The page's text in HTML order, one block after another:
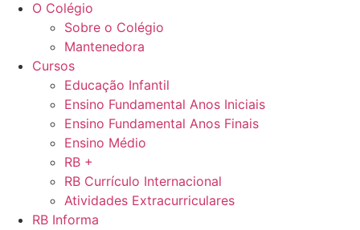
O Colégio
Sobre o Colégio
Mantenedora
Cursos
Educação Infantil
Ensino Fundamental Anos Iniciais
Ensino Fundamental Anos Finais
Ensino Médio
RB +
RB Currículo Internacional
Atividades Extracurriculares
RB Informa